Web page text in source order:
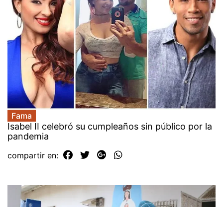
Fama
Isabel II celebró su cumpleaños sin público por la
pandemia
compartir en: